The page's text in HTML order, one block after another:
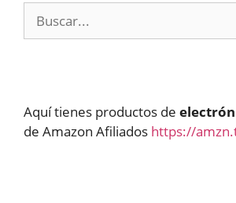
Aquí tienes productos de
de Amazon Afiliados https://